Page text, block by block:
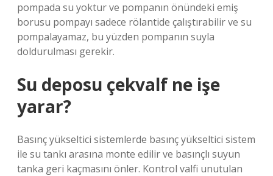
pompada su yoktur ve pompanın önündeki emiş
borusu pompayı sadece rölantide çalıştırabilir ve su
pompalayamaz, bu yüzden pompanın suyla
doldurulması gerekir.
Su deposu çekvalf ne işe
yarar?
Basınç yükseltici sistemlerde basınç yükseltici sistem
ile su tankı arasına monte edilir ve basınçlı suyun
tanka geri kaçmasını önler. Kontrol valfi unutulan